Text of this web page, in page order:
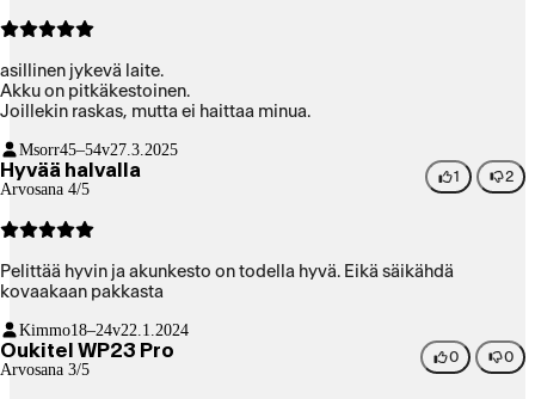
asillinen jykevä laite.
Akku on pitkäkestoinen.
Joillekin raskas, mutta ei haittaa minua.
Msorr45–54v27.3.2025
Hyvää halvalla
Arvosana 4/5
1 2
Pelittää hyvin ja akunkesto on todella hyvä. Eikä säikähdä
kovaakaan pakkasta
Kimmo18–24v22.1.2024
Oukitel WP23 Pro
Arvosana 3/5
0 0